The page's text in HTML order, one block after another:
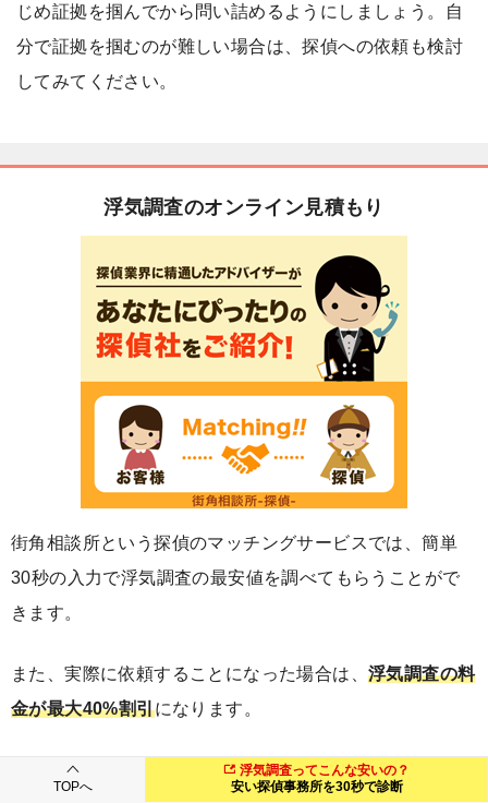
じめ証拠を掴んでから問い詰めるようにしましょう。自
分で証拠を掴むのが難しい場合は、探偵への依頼も検討
してみてください。
浮気調査のオンライン見積もり
街角相談所という探偵のマッチングサービスでは、簡単
30秒の入力で浮気調査の最安値を調べてもらうことがで
きます。
また、実際に依頼することになった場合は、 浮気調査の料
金が最大40%割引になります。
浮気調査って実際いくらかかるの？」と思っている方
TOPへ
浮気調査ってこんな安いの？
安い探偵事務所を30秒で診断